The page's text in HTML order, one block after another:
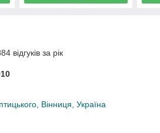
відгуків за рік
Вінниця, Україна